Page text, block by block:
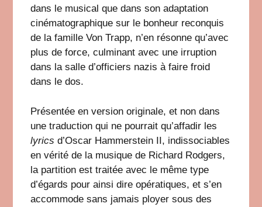
dans le musical que dans son adaptation
cinématographique sur le bonheur reconquis
de la famille Von Trapp, n’en résonne qu’avec
plus de force, culminant avec une irruption
dans la salle d’officiers nazis à faire froid
dans le dos.
Présentée en version originale, et non dans
une traduction qui ne pourrait qu’affadir les
lyrics d’Oscar Hammerstein II, indissociables
en vérité de la musique de Richard Rodgers,
la partition est traitée avec le même type
d’égards pour ainsi dire opératiques, et s’en
accommode sans jamais ployer sous des